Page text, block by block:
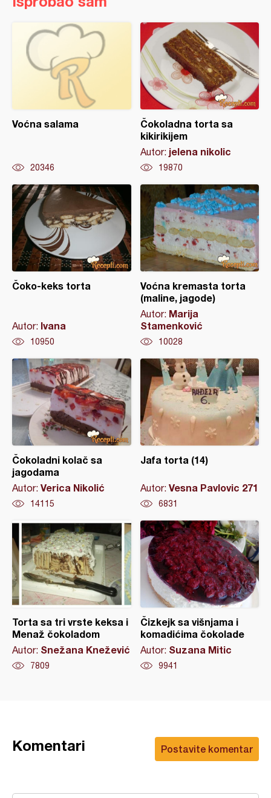
Voćna salama
20346
Čokoladna torta sa
kikirikijem
Autor: jelena nikolic
19870
Čoko-keks torta
Autor: Ivana
10950
Voćna kremasta torta
(maline, jagode)
Autor: Marija
Stamenković
10028
Čokoladni kolač sa
jagodama
Autor: Verica Nikolić
14115
Jafa torta (14)
Autor: Vesna Pavlovic 271
6831
Torta sa tri vrste keksa i
Menaž čokoladom
Autor: Snežana Knežević
7809
Čizkejk sa višnjama i
komadićima čokolade
Autor: Suzana Mitic
9941
Postavite komentar
Komentari